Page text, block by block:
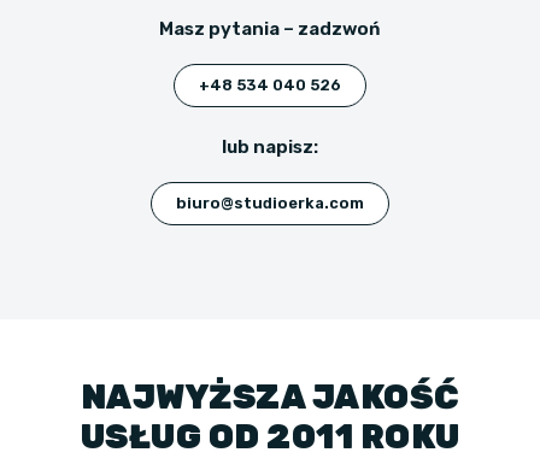
Masz pytania – zadzwoń
+48 534 040 526
lub napisz:
biuro@studioerka.com
NAJWYŻSZA JAKOŚĆ
USŁUG OD 2011 ROKU